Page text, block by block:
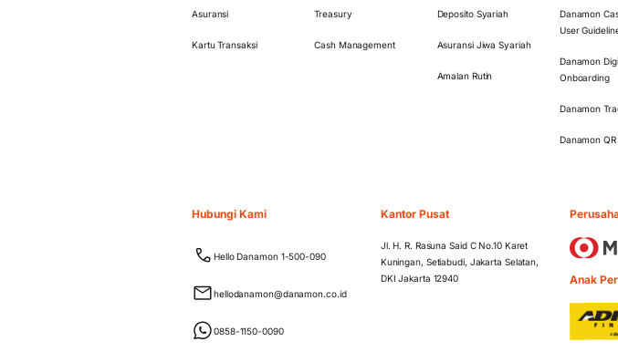
Asuransi
Kartu Transaksi
Treasury
Cash Management
Deposito Syariah
Asuransi Jiwa Syariah
Amalan Rutin
Danamon
User
Danamon
Onboarding
Danamon
Danamon
Hubungi Kami
Hello Danamon 1-500-090
hellodanamon@danamon.co.id
0858-1150-0090
Kantor Pusat
Jl. H. R. Rasuna Said C No.10 Karet
Kuningan, Setiabudi, Jakarta Selatan,
DKI Jakarta 12940
Anak